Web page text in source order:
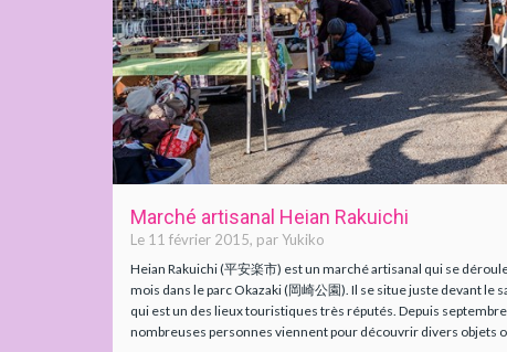
Marché artisanal Heian Rakuichi
Le 11 février 2015, par Yukiko
Heian Rakuichi (平安楽市) est un marché artisanal qui se
mois dans le parc Okazaki (岡崎公園). Il se situe juste devant le
qui est un des lieux touristiques très réputés. Depuis
nombreuses personnes viennent pour découvrir divers objets